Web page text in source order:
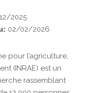
2025
02/02/2026
pour l’agriculture,
(INRAE) est un
rassemblant